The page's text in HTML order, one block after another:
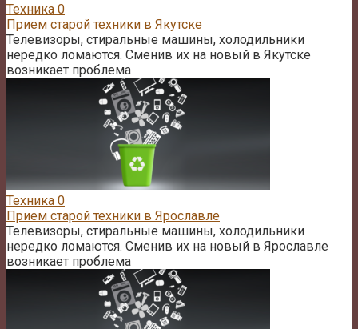
Техника 0
Прием старой техники в Якутске
Телевизоры, стиральные машины, холодильники
нередко ломаются. Сменив их на новый в Якутске
возникает проблема
Техника 0
Прием старой техники в Ярославле
Телевизоры, стиральные машины, холодильники
нередко ломаются. Сменив их на новый в Ярославле
возникает проблема